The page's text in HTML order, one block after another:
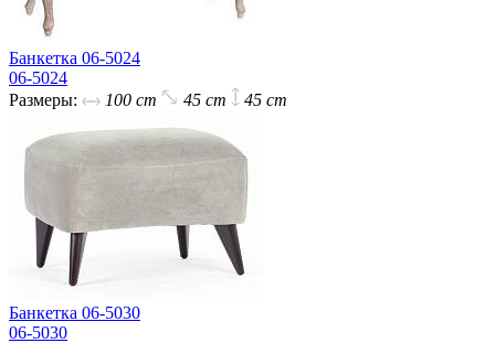
Банкетка 06-5024
06-5024
Размеры:
100 cm 45 cm 45 cm
Банкетка 06-5030
06-5030